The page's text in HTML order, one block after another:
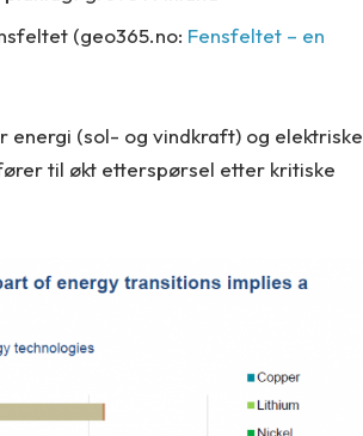
(geo365.no: Fensfeltet – en
energi (sol- og vindkraft) og elektriske
til økt etterspørsel etter kritiske